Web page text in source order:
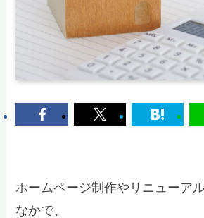
ホームページ制作やリニューア
なかで、